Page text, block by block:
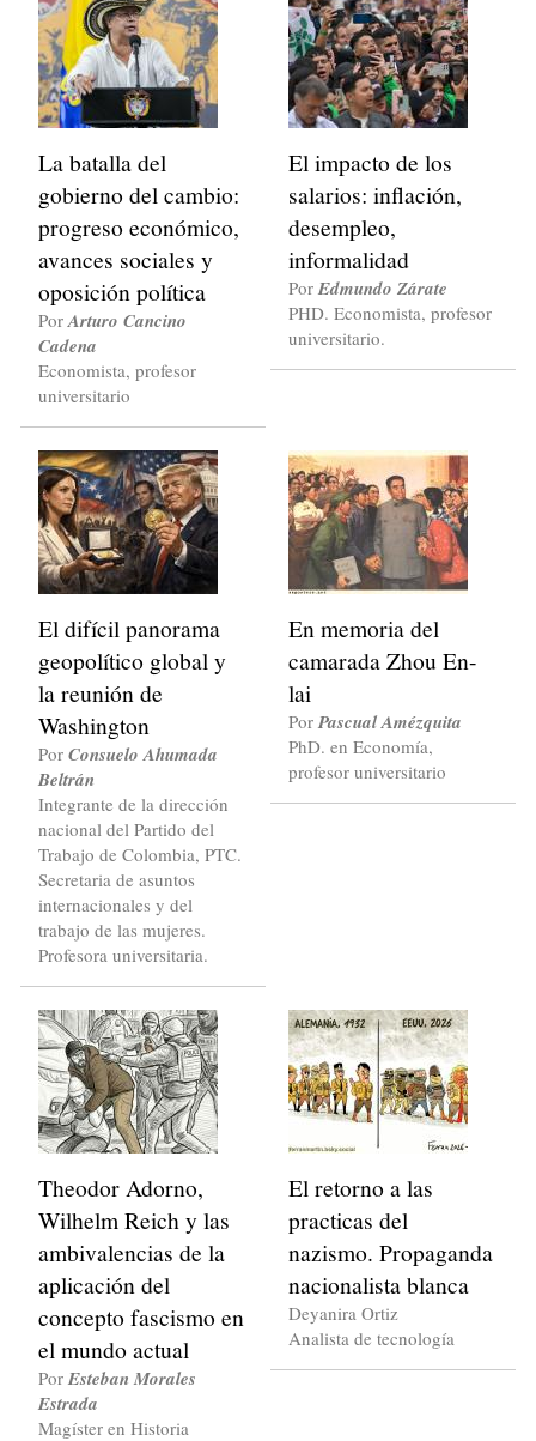
La batalla del
gobierno del cambio:
progreso económico,
avances sociales y
oposición política
PorArturo Cancino
Cadena
Economista, profesor
universitario
El impacto de los
salarios: inflación,
desempleo,
informalidad
PorEdmundo Zárate
PHD. Economista, profesor
universitario.
El difícil panorama
geopolítico global y
la reunión de
Washington
PorConsuelo Ahumada
Beltrán
Integrante de la dirección
nacional del Partido del
Trabajo de Colombia, PTC.
Secretaria de asuntos
internacionales y del
trabajo de las mujeres.
Profesora universitaria.
En memoria del
camarada Zhou En-
lai
PorPascual Amézquita
PhD. en Economía,
profesor universitario
Theodor Adorno,
Wilhelm Reich y las
ambivalencias de la
aplicación del
concepto fascismo en
el mundo actual
PorEsteban Morales
Estrada
Magíster en Historia
El retorno a las
practicas del
nazismo. Propaganda
nacionalista blanca
Deyanira Ortiz
Analista de tecnología